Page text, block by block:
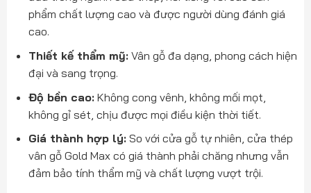
phẩm chất lượng cao và được người dùng đánh giá
cao.
Thiết kế thẩm mỹ:Vân gỗ đa dạng, phong cách hiện
đại và sang trọng.
Độ bền cao:Không cong vênh, không mối mọt,
không gỉ sét, chịu được mọi điều kiện thời tiết.
Giá thành hợp lý:So với cửa gỗ tự nhiên, cửa thép
vân gỗ Gold Max có giá thành phải chăng nhưng vẫn
đảm bảo tính thẩm mỹ và chất lượng vượt trội.